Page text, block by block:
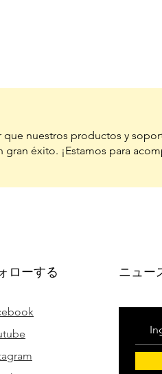
nuestros productos y
éxito. ¡Estamos para
ローする ニュー